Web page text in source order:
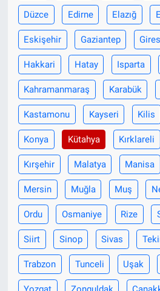
Düzce Edirne Elazığ
Eskişehir Gaziantep
Hakkari Hatay Isparta
Kahramanmaraş Karabük
Kastamonu Kayseri Kilis
Konya Kütahya Kırklareli
Kırşehir Malatya Manisa
Mersin Muğla Muş
Ordu Osmaniye Rize
Siirt Sinop Sivas
Trabzon Tunceli Uşak